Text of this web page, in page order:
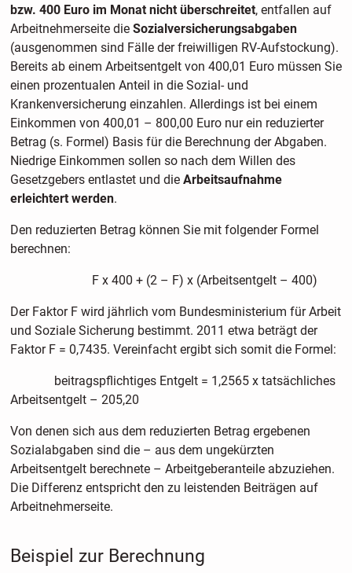
bzw. 400 Euro im Monat nicht überschreitet, entfallen auf
Arbeitnehmerseite die Sozialversicherungsabgaben
(ausgenommen sind Fälle der freiwilligen RV-Aufstockung).
Bereits ab einem Arbeitsentgelt von 400,01 Euro müssen Sie
einen prozentualen Anteil in die Sozial- und
Krankenversicherung einzahlen. Allerdings ist bei einem
Einkommen von 400,01 – 800,00 Euro nur ein reduzierter
Betrag (s. Formel) Basis für die Berechnung der Abgaben.
Niedrige Einkommen sollen so nach dem Willen des
Gesetzgebers entlastet und die Arbeitsaufnahme
erleichtert werden.
Den reduzierten Betrag können Sie mit folgender Formel
berechnen:
F x 400 + (2 – F) x (Arbeitsentgelt – 400)
Der Faktor F wird jährlich vom Bundesministerium für Arbeit
und Soziale Sicherung bestimmt. 2011 etwa beträgt der
Faktor F = 0,7435. Vereinfacht ergibt sich somit die Formel:
beitragspflichtiges Entgelt = 1,2565 x tatsächliches
Arbeitsentgelt – 205,20
Von denen sich aus dem reduzierten Betrag ergebenen
Sozialabgaben sind die – aus dem ungekürzten
Arbeitsentgelt berechnete – Arbeitgeberanteile abzuziehen.
Die Differenz entspricht den zu leistenden Beiträgen auf
Arbeitnehmerseite.
Beispiel zur Berechnung